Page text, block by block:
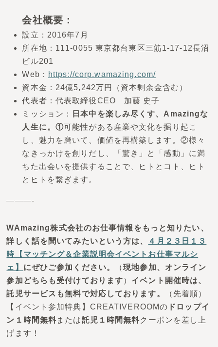
会社概要：
設立：2016年7月
所在地：111-0055 東京都台東区三筋1-17-12長沼
ビル201
Web： https://corp.wamazing.com/
資本金：24億5,242万円（資本剰余金含む）
代表者：代表取締役CEO 加藤 史子
ミッション：
日本中を楽しみ尽くす、Amazingな
人生に。①可能性がある産業や文化を掘り起こ
し、魅力を磨いて、価値を再構築します。②様々
なきっかけを創りだし、「驚き」と「感動」に満
ちた出会いを提供することで、ヒトとコト、ヒト
とヒトを繋ぎます。
———-
WAmazing株式会社のお仕事情報をもっと知りたい、
詳しく話を聞いてみたいという方は、
４月２３日１３
時【マッチング＆企業説明会イベントお仕事マルシ
ェ】 にぜひご参加ください。 （現地参加、オンライン
参加どちらも受付けております） イベント開催時は、
託児サービスも無料で対応しております。
（先着順）
【イベント参加特典】CREATIVEROOMの ドロップイ
ン１時間無料または託児１時間無料クーポンを差し上
げます！